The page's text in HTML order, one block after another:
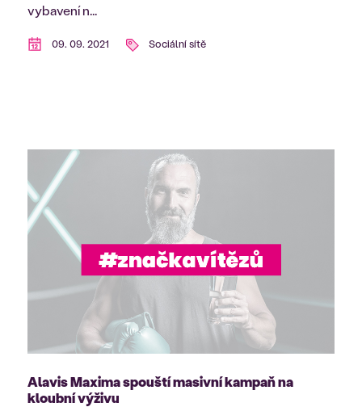
vybavení n...
09. 09. 2021 Sociální sítě
Alavis Maxima spouští masivní kampaň na
kloubní výživu